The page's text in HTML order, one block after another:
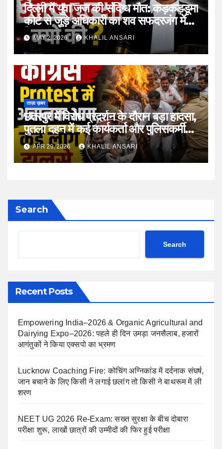
दिल्ली में युवा जज की संदिग्ध मौत: कड़कड़डूमा
कोर्ट से जुड़े अधिकारी का शव सफदरजंग में
मिलाMAY 2, 2026 KHALIL ANSARI
ताज़ा ख़बर
छतरपुर में विरोध प्रदर्शन के दौरान बड़ा हादसा,
पुतला दहन में कई कार्यकर्ता और पुलिसकर्मी
झुलसे
APR 29, 2026 KHALIL ANSARI
Search
Search
Recent Posts
Empowering India–2026 & Organic Agricultural and
Dairying Expo–2026: पहले ही दिन उमड़ा जनसैलाब, हजारों
आगंतुकों ने किया एक्सपो का भ्रमण
Lucknow Coaching Fire: कोचिंग अग्निकांड में दर्दनाक संघर्ष,
जान बचाने के लिए किसी ने लगाई छलांग तो किसी ने बाथरूम में ली
शरण
NEET UG 2026 Re-Exam: सख्त सुरक्षा के बीच दोबारा
परीक्षा शुरू, लाखों छात्रों की उम्मीदों की फिर हुई परीक्षा